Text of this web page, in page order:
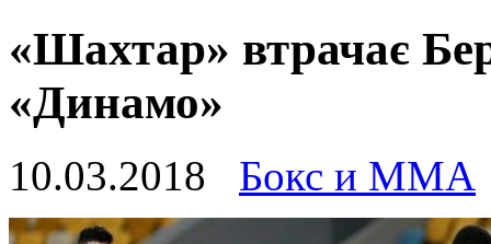
«Шахтар» втрачає
«Динамо»
10.03.2018 Бокс и ММА